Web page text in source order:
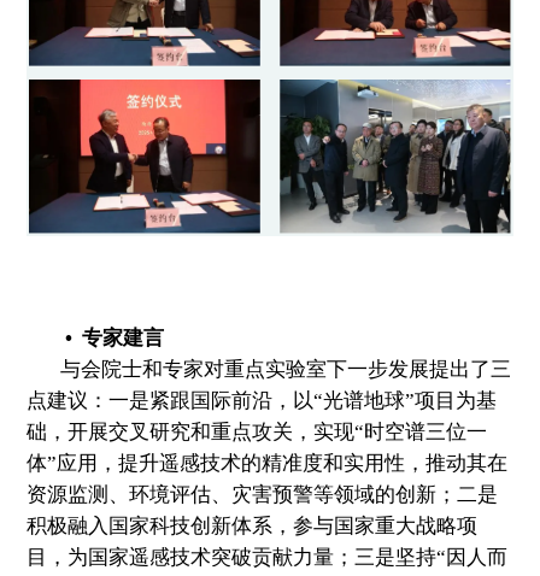
• 专家建言
与会院士和专家对重点实验室下一步发展提出了三
点建议：一是紧跟国际前沿，以“光谱地球”项目为基
础，开展交叉研究和重点攻关，实现“时空谱三位一
体”应用，提升遥感技术的精准度和实用性，推动其在
资源监测、环境评估、灾害预警等领域的创新；二是
积极融入国家科技创新体系，参与国家重大战略项
目，为国家遥感技术突破贡献力量；三是坚持“因人而